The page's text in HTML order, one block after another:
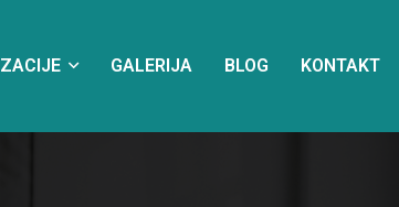
GALERIJA BLOG KONTAKT